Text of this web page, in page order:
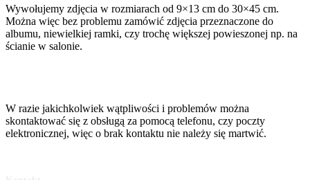
Wywołujemy zdjęcia w rozmiarach od 9×13 cm do 30×45 cm.
Można więc bez problemu zamówić zdjęcia przeznaczone do
albumu, niewielkiej ramki, czy trochę większej powieszonej np. na
ścianie w salonie.
W razie jakichkolwiek wątpliwości i problemów można
skontaktować się z obsługą za pomocą telefonu, czy poczty
elektronicznej, więc o brak kontaktu nie należy się martwić.